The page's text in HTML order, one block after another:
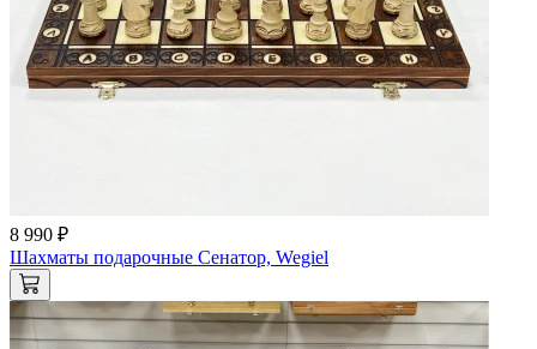
8 990 ₽
Шахматы подарочные Сенатор, Wegiel